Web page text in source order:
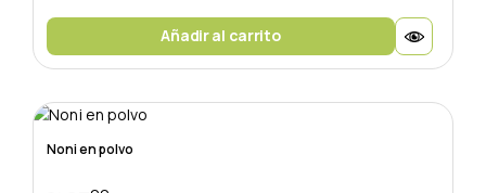
Añadir al carrito
Noni en polvo